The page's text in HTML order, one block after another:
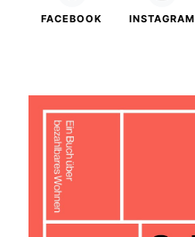
FACEBOOK INSTAGRAM